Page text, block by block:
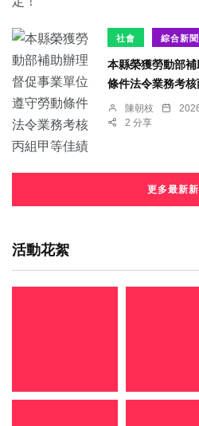
社會 綜合新聞
本縣榮獲勞動部
條件法令業務考
陳朝枝
2 分享
更多最新
活動花絮